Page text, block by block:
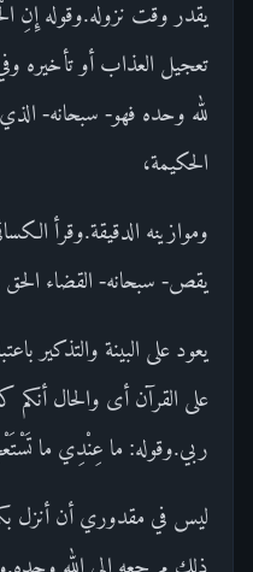
يقدر وقت نزوله.وقوله إِنِ
تعجيل العذاب أو تأخيره
لله وحده فهو- سبحانه-
الحكيمة،
وموازينه الدقيقة.وقرأ
يقص- سبحانه- القضاء
يعود على البينة والتذكير
على القرآن أى والحال أنكم
ربي.وقوله: ما عِنْدِي ما
ليس في مقدوري أن أنزل
ذلك مرجعه إلى الله